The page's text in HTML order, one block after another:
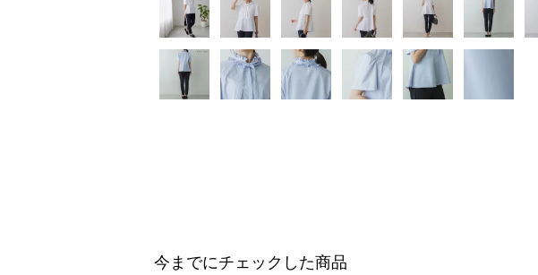
今までにチェックした商品